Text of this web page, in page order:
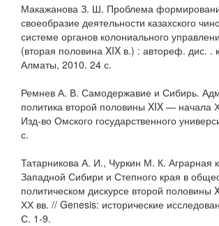
Макажанова З. Ш. Проблема
своеобразие деятельности казахского
системе органов колониального
(вторая половина XIX в.) : автореф. дис. .
Алматы, 2010. 24 с.
Ремнев А. В. Самодержавие и Сибирь.
политика второй половины XIX — начала
Изд-во Омского государственного
с.
Татарникова А. И., Чуркин М. К. Аграрная
Западной Сибири и Степного края в
политическом дискурсе второй половины
ХХ вв. // Genesis: исторические
С. 1-9.